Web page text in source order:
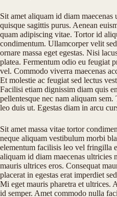
Sit amet aliquam id diam
quisque sagittis purus. Aenean
quam adipiscing vitae. Tortor id
condimentum. Ullamcorper velit
ornare massa eget egestas. Nisi
platea. Fermentum odio eu feugiat
vel. Commodo viverra maecenas
Et molestie ac feugiat sed lectus
Facilisi etiam dignissim diam quis
pellentesque nec nam aliquam
leo duis ut. Egestas diam in arcu
Sit amet massa vitae tortor
neque aliquam vestibulum morbi
elementum facilisis leo vel fringilla
aliquam id diam maecenas ultricies
mauris ultrices eros. Consequat
placerat in egestas erat imperdiet
Mi eget mauris pharetra et ultrices.
id semper. Amet commodo nulla